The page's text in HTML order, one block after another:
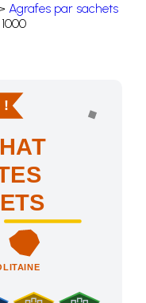
Agrafes par sachets